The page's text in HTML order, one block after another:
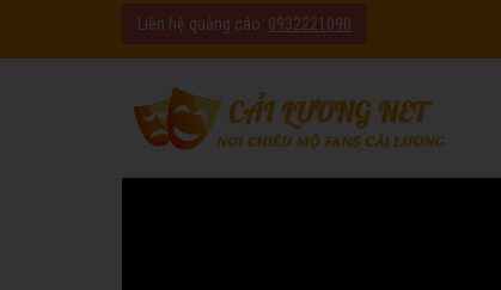
Liên hệ quảng cáo: 0932221090